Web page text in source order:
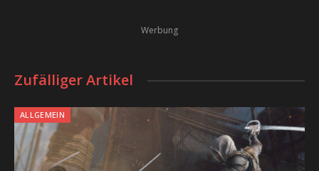
Werbung
Zufälliger Artikel
ALLGEMEIN